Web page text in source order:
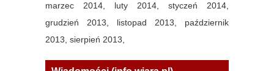
marzec 2014, luty 2014, styczeń 2014,
grudzień 2013, listopad 2013, październik
2013, sierpień 2013,